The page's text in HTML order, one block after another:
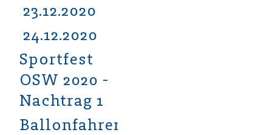
23.12.2020
24.12.2020
Sportfest
OSW 2020 -
Nachtrag 1
Ballonfahren